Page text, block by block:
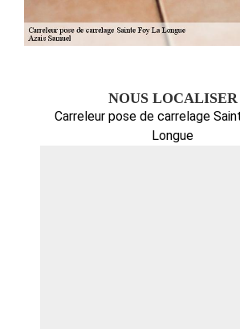
NOUS LOCALISER
Carreleur pose de carrelage
Longue